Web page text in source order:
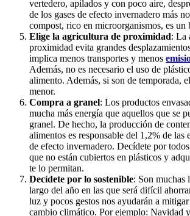
vertedero, apilados y con poco aire,
de los gases de efecto invernadero más
compost, rico en microorganismos, es un
Elige la agricultura de proximidad: La
proximidad evita grandes
implica menos transportes y menos
Además, no es necesario el uso de
alimento. Además, si son de temporada,
menor.
Compra a granel: Los productos
mucha más energía que aquellos que se
granel. De hecho, la producción de
alimentos es responsable del 1,2% de las
de efecto invernadero. Decídete por
que no están cubiertos en plásticos y
te lo permitan.
Decídete por lo sostenible: Son muchas
largo del año en las que será difícil
luz y pocos gestos nos ayudarán a
cambio climático. Por ejemplo: Navidad